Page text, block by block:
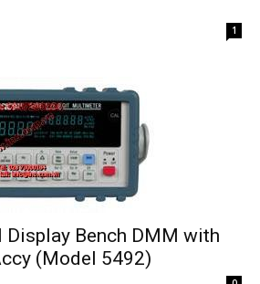
1
Bench DMM with
(Model 5492)